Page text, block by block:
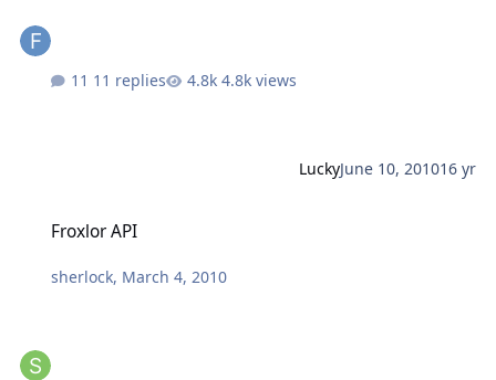
11 replies 4.8k views
LuckyJune 10, 201016 yr
Froxlor API
sherlock, March 4, 2010